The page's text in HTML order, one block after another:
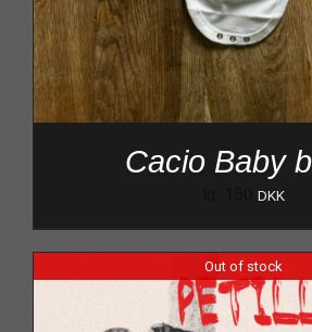
Cacio Baby
DKK
Out of stock